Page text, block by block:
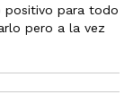
positivo para todo
pero a la vez